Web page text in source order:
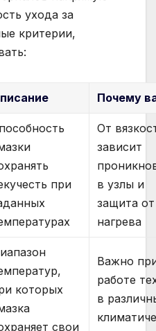
ухода за
критерии,
Почему
при
От
зависит
в узлы и
защита от
нагрева
которых
свои
Важно
работе
в